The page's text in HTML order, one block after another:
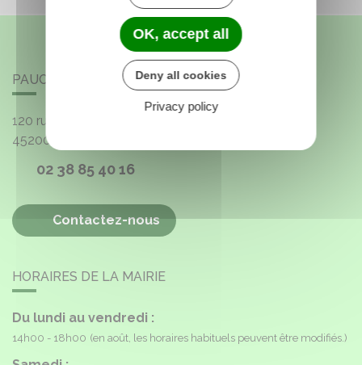
PAUCOURT
120 rue de l'Église
45200
02 38 85 40 16
Contactez-nous
HORAIRES DE LA MAIRIE
Du lundi au vendredi :
14h00 - 18h00 (en août, les horaires habituels peuvent être modifiés.)
OK, accept all
Deny all cookies
Privacy policy